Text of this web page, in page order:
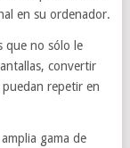
en su ordenador.
que no sólo le
convertir
repetir en
gama de